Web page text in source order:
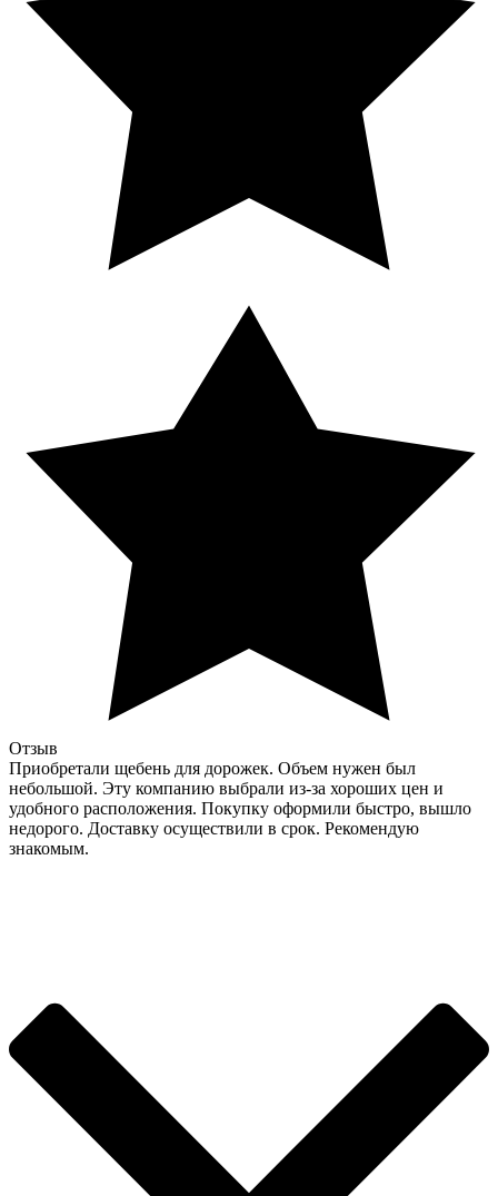
Отзыв
Приобретали щебень для дорожек. Объем нужен был
небольшой. Эту компанию выбрали из-за хороших цен и
удобного расположения. Покупку оформили быстро, вышло
недорого. Доставку осуществили в срок. Рекомендую
знакомым.